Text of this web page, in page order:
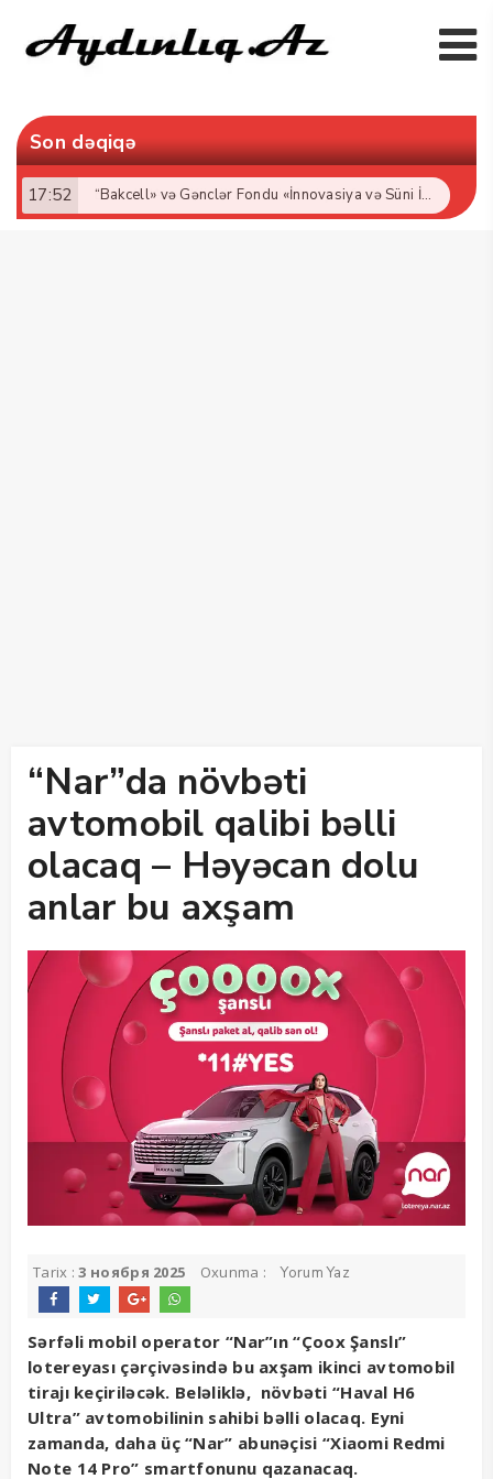
Son dəqiqə
17:52 “Bakcell» və Gənclər Fondu «İnnovasiya və Süni İntellekt» üzrə təqaüd proqramının qalibləri ilə görüş keçirib
“Nar”da növbəti
avtomobil qalibi bəlli
olacaq – Həyəcan dolu
anlar bu axşam
Tarix :3 ноября 2025 Oxunma : Yorum Yaz
Sərfəli mobil operator “Nar”ın “Çoox Şanslı”
lotereyası çərçivəsində bu axşam ikinci avtomobil
tirajı keçiriləcək. Beləliklə, növbəti “Haval H6
Ultra” avtomobilinin sahibi bəlli olacaq. Eyni
zamanda, daha üç “Nar” abunəçisi “Xiaomi Redmi
Note 14 Pro” smartfonunu qazanacaq.